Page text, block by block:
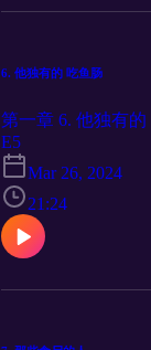
6. 他独有的 吃鱼肠
第一章 6. 他独有的
E5
Mar 26, 2024
21:24